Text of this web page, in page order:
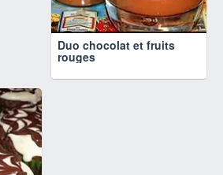
Duo chocolat et fruits
rouges